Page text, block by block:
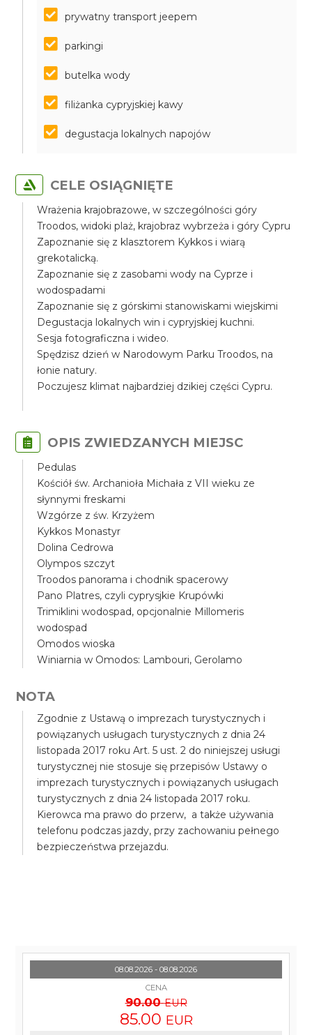
prywatny transport jeepem
parkingi
butelka wody
filiżanka cypryjskiej kawy
degustacja lokalnych napojów
CELE OSIĄGNIĘTE
Wrażenia krajobrazowe, w szczególności góry
Troodos, widoki plaż, krajobraz wybrzeża i góry Cypru
Zapoznanie się z klasztorem Kykkos i wiarą
grekotalicką.
Zapoznanie się z zasobami wody na Cyprze i
wodospadami
Zapoznanie się z górskimi stanowiskami wiejskimi
Degustacja lokalnych win i cypryjskiej kuchni.
Sesja fotograficzna i wideo.
Spędzisz dzień w Narodowym Parku Troodos, na
łonie natury.
Poczujesz klimat najbardziej dzikiej części Cypru.
OPIS ZWIEDZANYCH MIEJSC
Pedulas
Kościół św. Archanioła Michała z VII wieku ze
słynnymi freskami
Wzgórze z św. Krzyżem
Kykkos Monastyr
Dolina Cedrowa
Olympos szczyt
Troodos panorama i chodnik spacerowy
Pano Platres, czyli cyprysjkie Krupówki
Trimiklini wodospad, opcjonalnie Millomeris
wodospad
Omodos wioska
Winiarnia w Omodos: Lambouri, Gerolamo
NOTA
Zgodnie z Ustawą o imprezach turystycznych i
powiązanych usługach turystycznych z dnia 24
listopada 2017 roku Art. 5 ust. 2 do niniejszej usługi
turystycznej nie stosuje się przepisów Ustawy o
imprezach turystycznych i powiązanych usługach
turystycznych z dnia 24 listopada 2017 roku.
Kierowca ma prawo do przerw, a także używania
telefonu podczas jazdy, przy zachowaniu pełnego
bezpieczeństwa przejazdu.
08.08.2026 - 08.08.2026
CENA
90.00 EUR
85.00 EUR